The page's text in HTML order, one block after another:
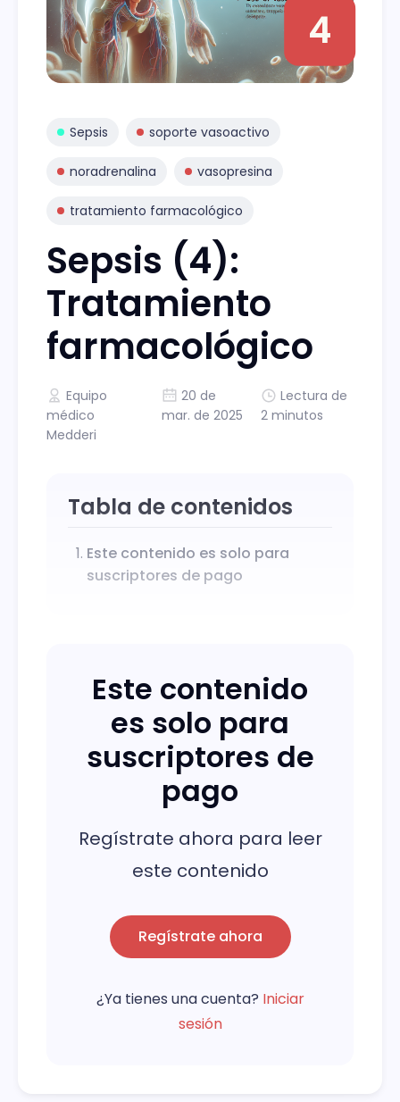
4
Sepsis soporte vasoactivo
noradrenalina vasopresina
tratamiento farmacológico
Sepsis (4):
Tratamiento
farmacológico
Equipo
médico
Medderi
20 de
mar. de 2025
Lectura de
2 minutos
Tabla de contenidos
Este contenido es solo para
suscriptores de pago
Este contenido
es solo para
suscriptores de
pago
Regístrate ahora para leer
este contenido
Regístrate ahora
¿Ya tienes una cuenta? Iniciar
sesión